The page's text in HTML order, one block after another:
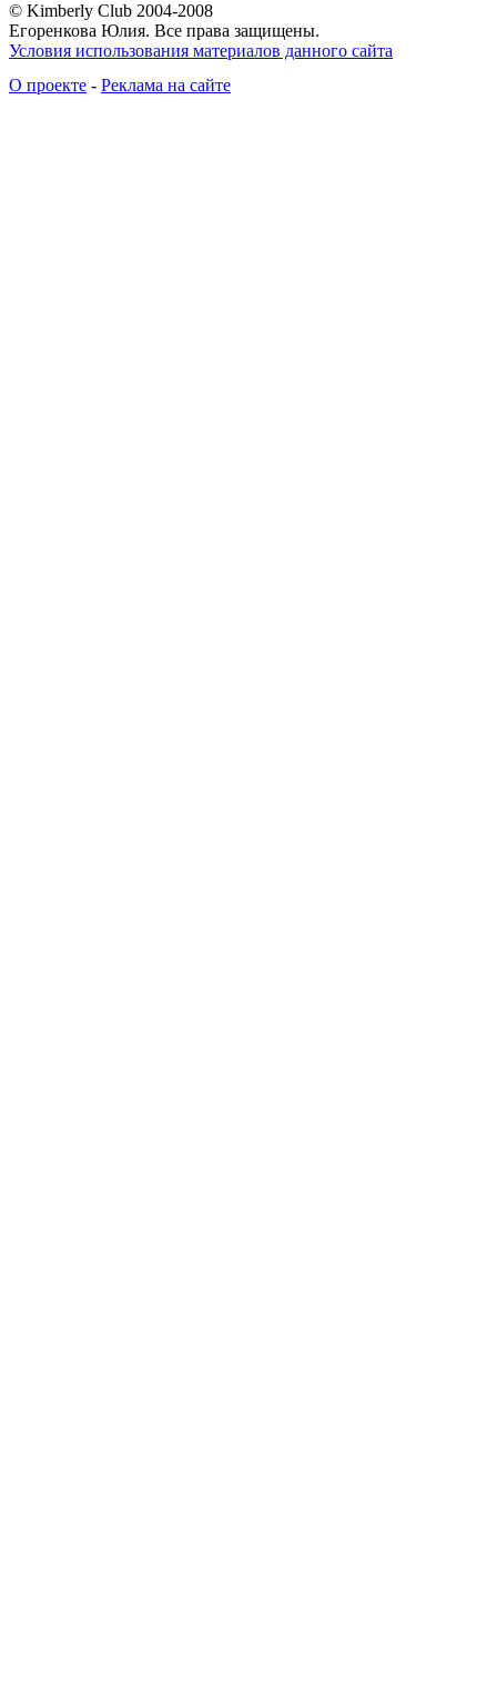
© Kimberly Club 2004-2008
Егоренкова Юлия. Все права защищены.
Условия использования материалов данного сайта
О проекте - Реклама на сайте